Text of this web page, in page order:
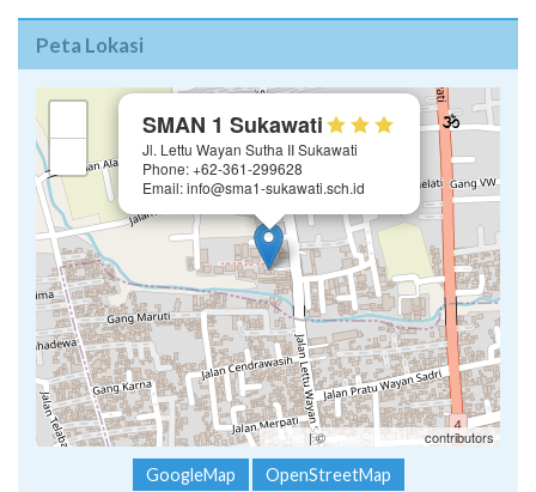
SMAN 1 Sukawati
Jl. Lettu Wayan Sutha II Sukawati
Phone: +62-361-299628
Email: info@sma1-sukawati.sch.id
×
+
Leaflet| ©OpenStreetMapcontributors
GoogleMap OpenStreetMap